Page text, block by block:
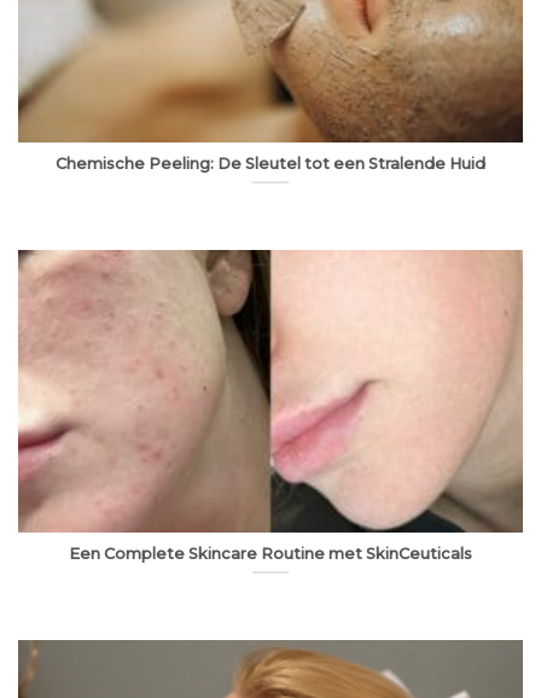
Chemische Peeling: De Sleutel tot een Stralende Huid
Een Complete Skincare Routine met SkinCeuticals